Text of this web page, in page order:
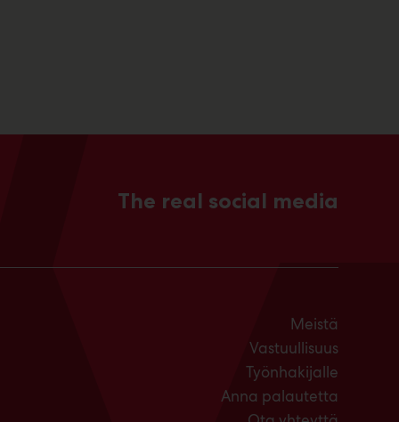
The real social media
Meistä
Vastuullisuus
Työnhakijalle
Anna palautetta